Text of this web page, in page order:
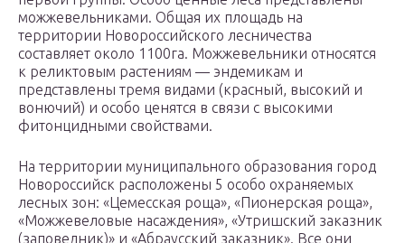
можжевельниками. Общая их площадь на
территории Новороссийского лесничества
составляет около 1100га. Можжевельники относятся
к реликтовым растениям — эндемикам и
представлены тремя видами (красный, высокий и
вонючий) и особо ценятся в связи с высокими
фитонцидными свойствами.
На территории муниципального образования город
Новороссийск расположены 5 особо охраняемых
лесных зон: «Цемесская роща», «Пионерская роща»,
«Можжевеловые насаждения», «Утришский заказник
(заповедник)» и «Абраусский заказник». Все они